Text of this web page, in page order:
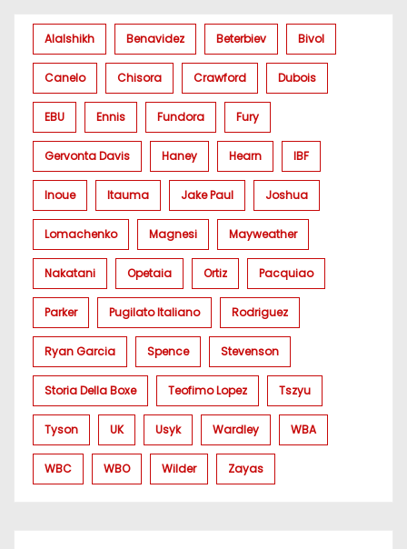
Alalshikh Benavidez Beterbiev Bivol
Canelo Chisora Crawford Dubois
EBU Ennis Fundora Fury
Gervonta Davis Haney Hearn IBF
Inoue Itauma Jake Paul Joshua
Lomachenko Magnesi Mayweather
Nakatani Opetaia Ortiz Pacquiao
Parker Pugilato Italiano Rodriguez
Ryan Garcia Spence Stevenson
Storia Della Boxe Teofimo Lopez Tszyu
Tyson UK Usyk Wardley WBA
WBC WBO Wilder Zayas